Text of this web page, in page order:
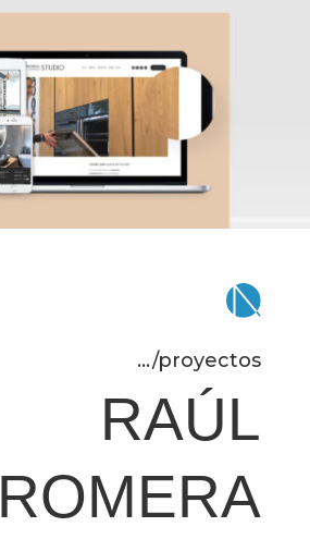
.../proyectos
RAÚL
ROMERA